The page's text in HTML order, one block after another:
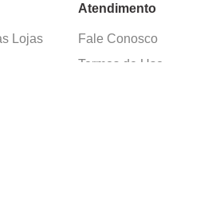
Lojas
Atendimento
Fale Conosco
Termos de Uso